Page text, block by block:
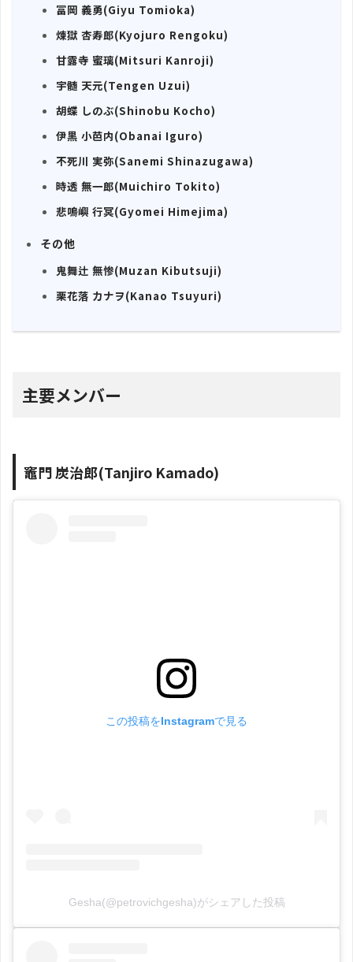
冨岡 義勇(Giyu Tomioka)
煉獄 杏寿郎(Kyojuro Rengoku)
甘露寺 蜜璃(Mitsuri Kanroji)
宇髄 天元(Tengen Uzui)
胡蝶 しのぶ(Shinobu Kocho)
伊黒 小芭内(Obanai Iguro)
不死川 実弥(Sanemi Shinazugawa)
時透 無一郎(Muichiro Tokito)
悲鳴嶼 行冥(Gyomei Himejima)
その他
鬼舞辻 無惨(Muzan Kibutsuji)
栗花落 カナヲ(Kanao Tsuyuri)
主要メンバー
竈門 炭治郎(Tanjiro Kamado)
この投稿をInstagramで見る
Geshа(@petrovichgesha)がシェアした投稿